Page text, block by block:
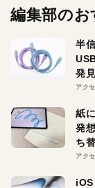
編集部のお
半
発
アク
紙
発
ち
アク